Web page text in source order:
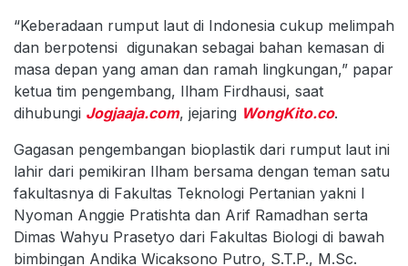
“Keberadaan rumput laut di Indonesia cukup melimpah
dan berpotensi digunakan sebagai bahan kemasan di
masa depan yang aman dan ramah lingkungan,” papar
ketua tim pengembang, Ilham Firdhausi, saat
dihubungi Jogjaaja.com, jejaring WongKito.co.
Gagasan pengembangan bioplastik dari rumput laut ini
lahir dari pemikiran Ilham bersama dengan teman satu
fakultasnya di Fakultas Teknologi Pertanian yakni I
Nyoman Anggie Pratishta dan Arif Ramadhan serta
Dimas Wahyu Prasetyo dari Fakultas Biologi di bawah
bimbingan Andika Wicaksono Putro, S.T.P., M.Sc.